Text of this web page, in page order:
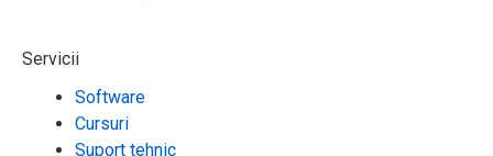
Servicii
Software
Cursuri
Suport tehnic